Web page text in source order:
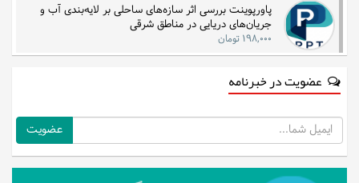
پاورپوینت بررسی اثر سازه‌های ساحلی بر لایه‌بندی آب و
جریان‌های دریایی در مناطق شرقی
۱۹۸,۰۰۰ تومان
عضویت در خبرنامه
ایمیل